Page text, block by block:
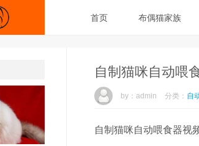
首页 布偶猫家族
自制猫咪自动喂
by：admin 分类： 自
自制猫咪自动喂食器视